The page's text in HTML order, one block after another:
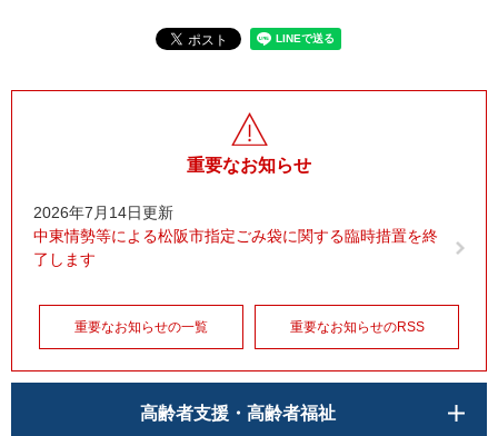
重要なお知らせ
2026年7月14日更新
中東情勢等による松阪市指定ごみ袋に関する臨時措置を終
了します
重要なお知らせの一覧 重要なお知らせのRSS
高齢者支援・高齢者福祉